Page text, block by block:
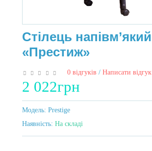
Стілець напівм’який
«Престиж»
0 відгуків / Написати відгук
2 022грн
Модель: Prestige
Наявність: На складі